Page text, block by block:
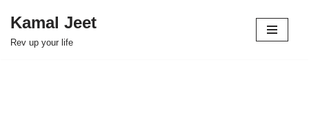
Skip
Kamal Jeet
Rev up your life